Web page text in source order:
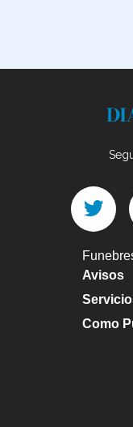
Avisos
Como